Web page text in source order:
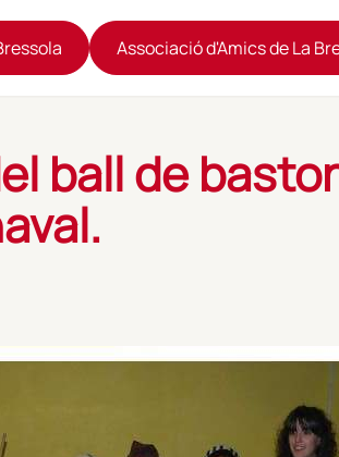
Associació d'Amics de La
ball de